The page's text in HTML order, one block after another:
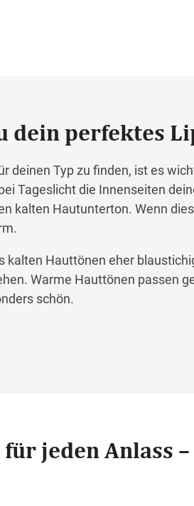
dein perfektes
deinen Typ zu finden, ist es
Tageslicht die Innenseiten
kalten Hautunterton. Wenn
kalten Hauttönen eher
Warme Hauttönen passen
schön.
jeden Anlass